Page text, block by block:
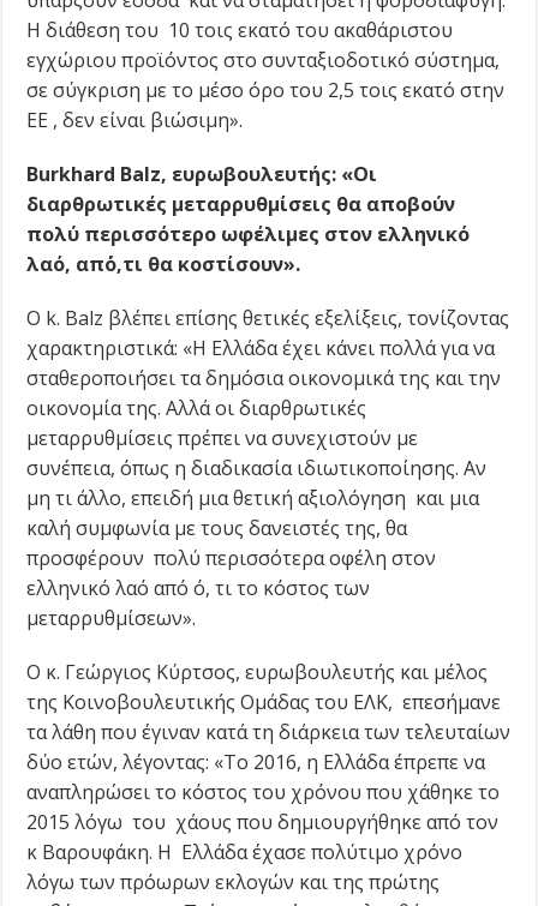
Η διάθεση του 10 τοις εκατό του ακαθάριστου
εγχώριου προϊόντος στο συνταξιοδοτικό σύστημα,
σε σύγκριση με το μέσο όρο του 2,5 τοις εκατό στην
ΕΕ , δεν είναι βιώσιμη».
Burkhard Balz, ευρωβουλευτής: «Οι
διαρθρωτικές μεταρρυθμίσεις θα αποβούν
πολύ περισσότερο ωφέλιμες στον ελληνικό
λαό, απ΄ό,τι θα κοστίσουν».
O k. Balz βλέπει επίσης θετικές εξελίξεις, τονίζοντας
χαρακτηριστικά: «Η Ελλάδα έχει κάνει πολλά για να
σταθεροποιήσει τα δημόσια οικονομικά της και την
οικονομία της. Αλλά οι διαρθρωτικές
μεταρρυθμίσεις πρέπει να συνεχιστούν με
συνέπεια, όπως η διαδικασία ιδιωτικοποίησης. Αν
μη τι άλλο, επειδή μια θετική αξιολόγηση και μια
καλή συμφωνία με τους δανειστές της, θα
προσφέρουν πολύ περισσότερα οφέλη στον
ελληνικό λαό από ό, τι το κόστος των
μεταρρυθμίσεων».
Ο κ. Γεώργιος Κύρτσος, ευρωβουλευτής και μέλος
της Κοινοβουλευτικής Ομάδας του ΕΛΚ, επεσήμανε
τα λάθη που έγιναν κατά τη διάρκεια των τελευταίων
δύο ετών, λέγοντας: «Το 2016, η Ελλάδα έπρεπε να
αναπληρώσει το κόστος του χρόνου που χάθηκε το
2015 λόγω του χάους που δημιουργήθηκε από τον
κ Βαρουφάκη. Η Ελλάδα έχασε πολύτιμο χρόνο
λόγω των πρόωρων εκλογών και της πρώτης